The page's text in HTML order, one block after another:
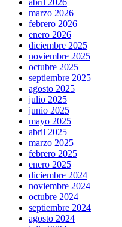
abril 2026
marzo 2026
febrero 2026
enero 2026
diciembre 2025
noviembre 2025
octubre 2025
septiembre 2025
agosto 2025
julio 2025
junio 2025
mayo 2025
abril 2025
marzo 2025
febrero 2025
enero 2025
diciembre 2024
noviembre 2024
octubre 2024
septiembre 2024
agosto 2024